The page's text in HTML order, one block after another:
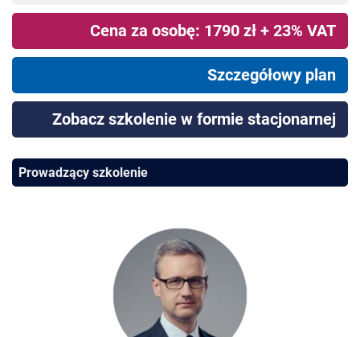
Cena za osobę: 1790 zł + 23% VAT
Szczegółowy plan
Zobacz szkolenie w formie stacjonarnej
Prowadzący szkolenie